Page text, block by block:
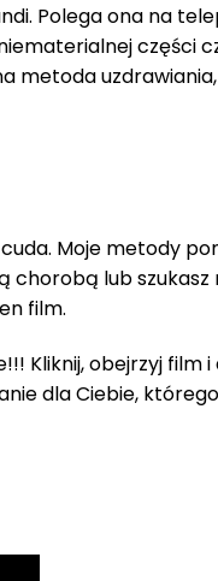
Polega ona na
części
metoda
Moje metody
chorobą lub
film.
Kliknij, obejrzyj film
dla Ciebie,